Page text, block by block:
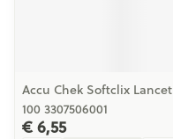
Accu Chek Softclix Lancet
100 3307506001
€ 6,55